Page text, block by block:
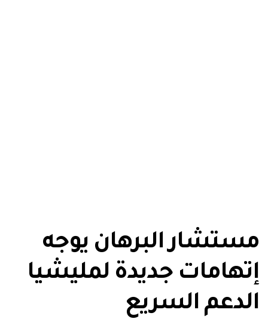
مستشار البرهان يوجه
إتهامات جديدة لمليشيا
الدعم السريع